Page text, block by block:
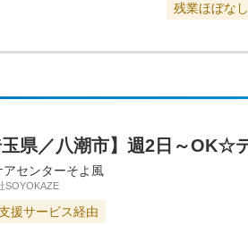
残業ほぼなし
玉県／八潮市】週2日～OK☆
アセンターそよ風
SOYOKAZE
援サービス経由